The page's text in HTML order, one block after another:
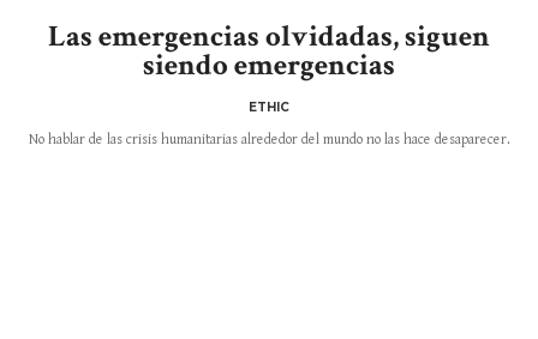
Las emergencias olvidadas, siguen
siendo emergencias
ETHIC
No hablar de las crisis humanitarias alrededor del mundo no las hace desaparecer.